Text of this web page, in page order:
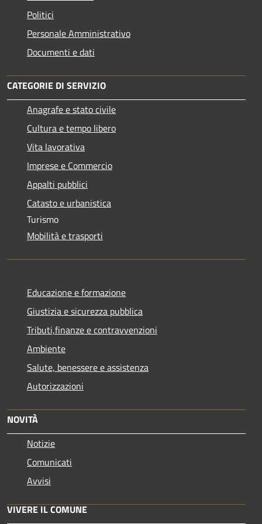
Politici
Personale Amministrativo
Documenti e dati
CATEGORIE DI SERVIZIO
Anagrafe e stato civile
Cultura e tempo libero
Vita lavorativa
Imprese e Commercio
Appalti pubblici
Catasto e urbanistica
Turismo
Mobilità e trasporti
Educazione e formazione
Giustizia e sicurezza pubblica
Tributi,finanze e contravvenzioni
Ambiente
Salute, benessere e assistenza
Autorizzazioni
NOVITÀ
Notizie
Comunicati
Avvisi
VIVERE IL COMUNE